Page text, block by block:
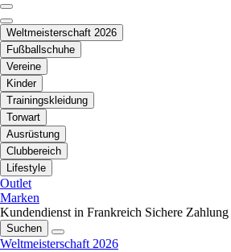
Weltmeisterschaft 2026
Fußballschuhe
Vereine
Kinder
Trainingskleidung
Torwart
Ausrüstung
Clubbereich
Lifestyle
Outlet
Marken
Kundendienst in Frankreich Sichere Zahlung
Suchen
Weltmeisterschaft 2026